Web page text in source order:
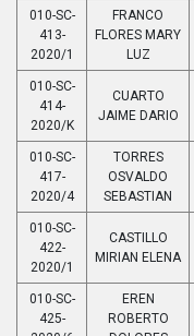
010-SC-
413-
2020/1
FRANCO
FLORES MARY
LUZ
010-SC-
414-
2020/K
CUARTO
JAIME DARIO
010-SC-
417-
2020/4
TORRES
OSVALDO
SEBASTIAN
010-SC-
422-
2020/1
CASTILLO
MIRIAN ELENA
010-SC-
425-
EREN
ROBERTO